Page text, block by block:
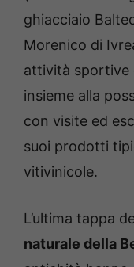
ghiacciaio
Morenico di
attività sportive
insieme alla
con visite ed
suoi prodotti
vitivinicole.
L’ultima tappa
naturale della